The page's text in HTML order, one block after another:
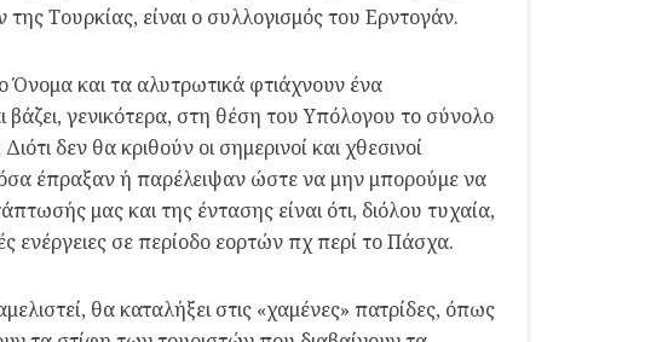
Τουρκίας, είναι ο συλλογισμός του Ερντογάν.
Όνομα και τα αλυτρωτικά φτιάχνουν ένα
γενικότερα, στη θέση του Υπόλογου το σύνολο
δεν θα κριθούν οι σημερινοί και χθεσινοί
όσα έπραξαν ή παρέλειψαν ώστε να μην μπορούμε να
μας και της έντασης είναι ότι, διόλου τυχαία,
ενέργειες σε περίοδο εορτών πχ περί το Πάσχα.
θα καταλήξει στις «χαμένες» πατρίδες, όπως